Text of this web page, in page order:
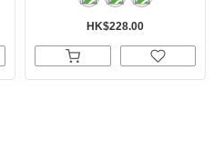
HK$228.00